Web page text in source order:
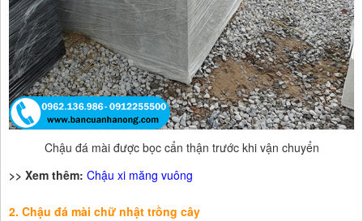
Chậu đá mài được bọc cẩn thận trước khi vận chuyển
>> Xem thêm: Chậu xi măng vuông
2. Chậu đá mài chữ nhật trồng cây